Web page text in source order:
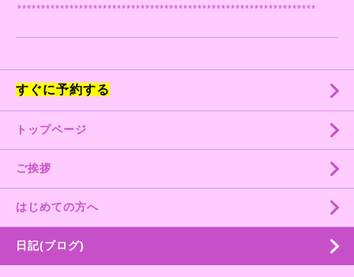
***************************************************************
すぐに予約する
トップページ
ご挨拶
はじめての方へ
日記(ブログ)